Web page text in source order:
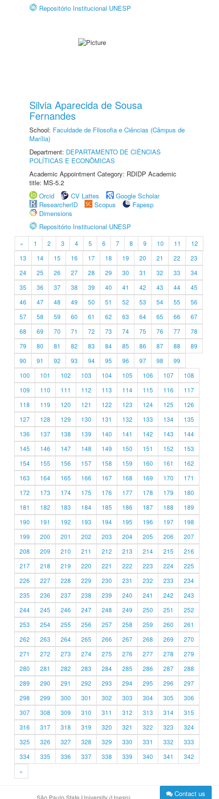
Repositório Institucional UNESP
Silvia Aparecida de Sousa
Fernandes
School: Faculdade de Filosofia e Ciências (Câmpus de
Marília)
Department: DEPARTAMENTO DE CIÊNCIAS
POLÍTICAS E ECONÔMICAS
Academic Appointment Category: RDIDP Academic
title: MS-5.2
Orcid
CV Lattes
Google Scholar
ResearcherID
Scopus
Fapesp
Dimensions
Repositório Institucional UNESP
« 1 2 3 4 5 6 7 8 9 10 11
12
13
14 15 16 17 18 19 20 21 22
23
24
25 26 27 28 29 30 31 32 33
34
35
36 37 38 39 40 41 42 43 44
45
46
47 48 49 50 51 52 53 54 55
56
57
58 59 60 61 62 63 64 65 66
67
68
69 70 71 72 73 74 75 76 77
78
79
80 81 82 83 84 85 86 87 88
89
90
91 92 93 94 95 96 97 98
99
100
101 102 103 104 105 106 107
108
109
110 111 112 113 114 115 116
117
118
119 120 121 122 123 124 125
126
127
128 129 130 131 132 133 134
135
136
137 138 139 140 141 142 143
144
145
146 147 148 149 150 151 152
153
154
155 156 157 158 159 160 161
162
163
164 165 166 167 168 169 170
171
172
173 174 175 176 177 178 179
180
181
182 183 184 185 186 187 188
189
190
191 192 193 194 195 196 197
198
199
200 201 202 203 204 205 206
207
208
209 210 211 212 213 214 215
216
217
218 219 220 221 222 223 224
225
226
227 228 229 230 231 232 233
234
235
236 237 238 239 240 241 242
243
244
245 246 247 248 249 250 251
252
253
254 255 256 257 258 259 260
261
262
263 264 265 266 267 268 269
270
271
272 273 274 275 276 277 278
279
280
281 282 283 284 285 286 287
288
289
290 291 292 293 294 295 296
297
298
299 300 301 302 303 304 305
306
307
308 309 310 311 312 313 314
315
316
317 318 319 320 321 322 323
324
325
326 327 328 329 330 331 332
333
334
335 336 337 338 339 340 341
342
»
São Paulo State University (Unesp) Contact us